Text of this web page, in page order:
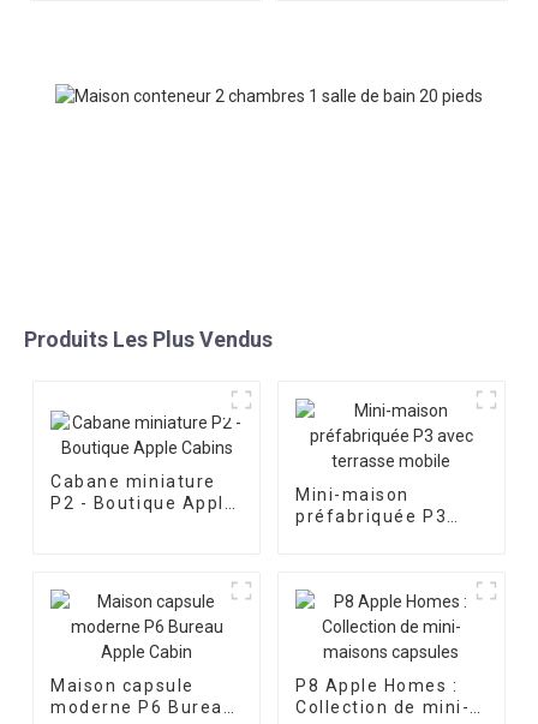
Produits Les Plus Vendus
Cabane miniature
P2 - Boutique Apple
Mini-maison
préfabriquée P3
Maison capsule
moderne P6 Bureau
P8 Apple Homes :
Collection de mini-